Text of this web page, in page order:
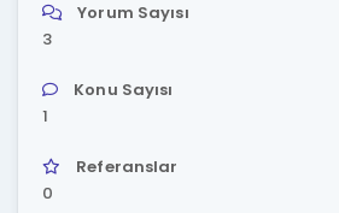
Yorum Sayısı
3
Konu Sayısı
1
Referanslar
0